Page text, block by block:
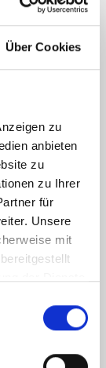
Über Cookies
zu
anbieten
zu
zu Ihrer
für
Unsere
mit